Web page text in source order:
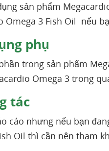
sản phẩm
Omega 3 Fish Oil nếu
phụ
trong sản phẩm
Omega 3 trong
tác
cáo nhưng nếu bạn
Oil thì cần nên tham